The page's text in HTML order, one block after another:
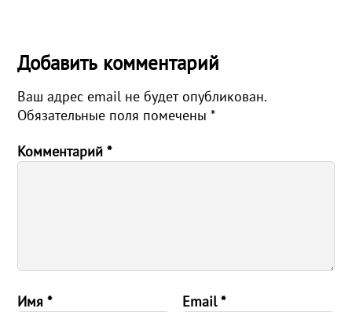
Добавить комментарий
Ваш адрес email не будет опубликован.
Обязательные поля помечены*
Комментарий*
Имя* Email*